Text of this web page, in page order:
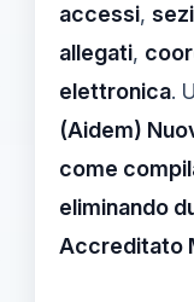
accessi,
allegati,
elettronica.
(Aidem)
come
eliminando
Accreditato